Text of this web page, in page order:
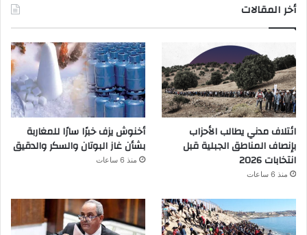
أخر المقالات
ائتلاف مدني يطالب الأحزاب
بإنصاف المناطق الجبلية قبل
انتخابات 2026
منذ 6 ساعات
أخنوش يزف خبرًا سارًا للمغاربة
بشأن غاز البوتان والسكر والدقيق
منذ 6 ساعات